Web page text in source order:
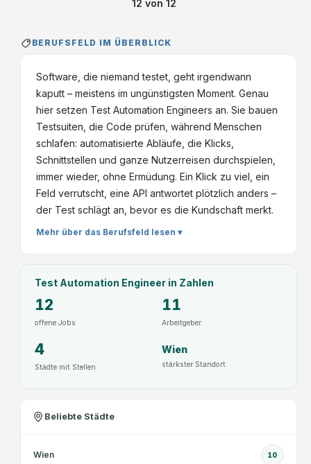
12 von 12
BERUFSFELD IM ÜBERBLICK
Software, die niemand testet, geht irgendwann
kaputt – meistens im ungünstigsten Moment. Genau
hier setzen Test Automation Engineers an. Sie bauen
Testsuiten, die Code prüfen, während Menschen
schlafen: automatisierte Abläufe, die Klicks,
Schnittstellen und ganze Nutzerreisen durchspielen,
immer wieder, ohne Ermüdung. Ein Klick zu viel, ein
Feld verrutscht, eine API antwortet plötzlich anders –
der Test schlägt an, bevor es die Kundschaft merkt.
Mehr über das Berufsfeld lesen ▾
Test Automation Engineerin Zahlen
12
offene Jobs
11
Arbeitgeber
4
Städte mit Stellen
Wien
stärkster Standort
Beliebte Städte
Wien 10